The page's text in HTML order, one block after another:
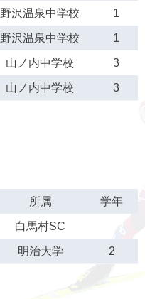
野沢温泉中学校 1
野沢温泉中学校 1
山ノ内中学校 3
山ノ内中学校 3
所属 学年
白馬村SC
明治大学 2